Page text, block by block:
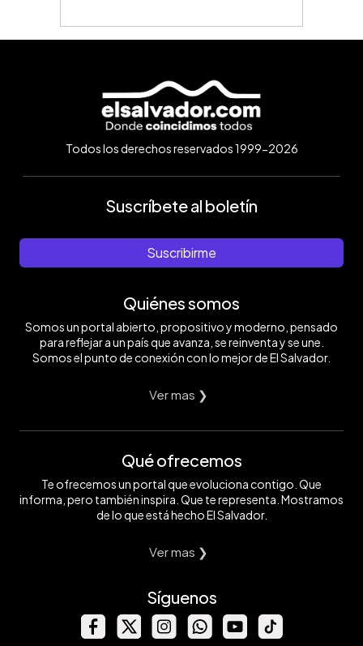
Todos los derechos reservados 1999-2026
Suscríbete al boletín
Suscribirme
Quiénes somos
Somos un portal abierto, propositivo y moderno, pensado
para reflejar a un país que avanza, se reinventa y se une.
Somos el punto de conexión con lo mejor de El Salvador.
Ver mas ❯
Qué ofrecemos
Te ofrecemos un portal que evoluciona contigo. Que
informa, pero también inspira. Que te representa. Mostramos
de lo que está hecho El Salvador.
Ver mas ❯
Síguenos